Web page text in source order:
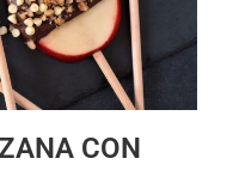
CON